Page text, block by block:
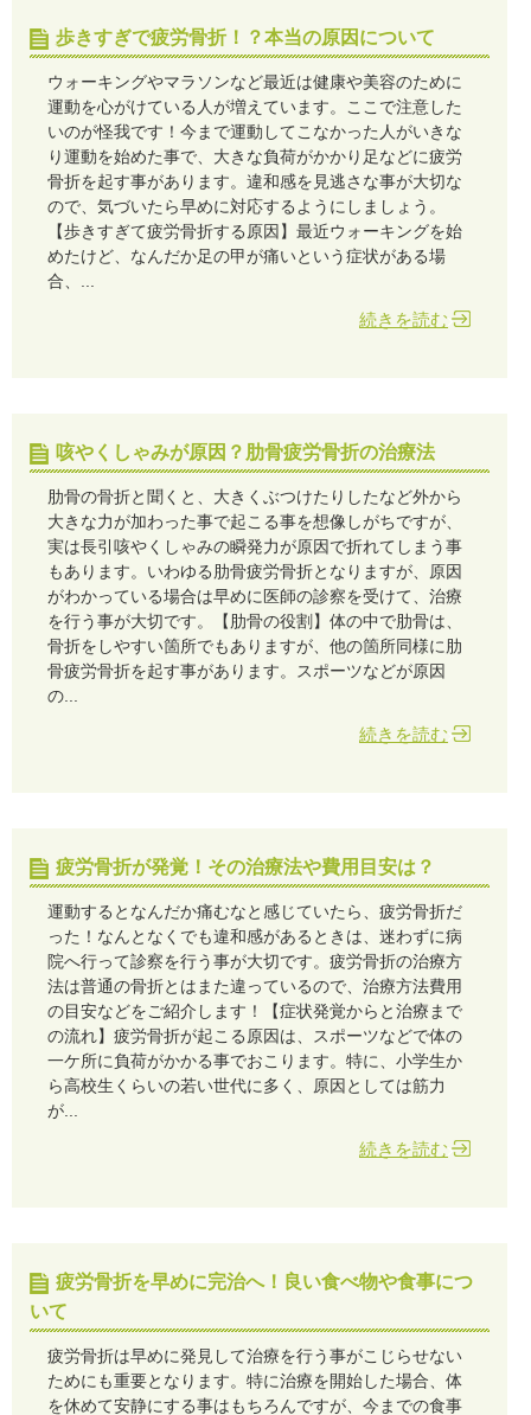
歩きすぎで疲労骨折！？本当の原因について
ウォーキングやマラソンなど最近は健康や美容のために
運動を心がけている人が増えています。ここで注意した
いのが怪我です！今まで運動してこなかった人がいきな
り運動を始めた事で、大きな負荷がかかり足などに疲労
骨折を起す事があります。違和感を見逃さな事が大切な
ので、気づいたら早めに対応するようにしましょう。
【歩きすぎて疲労骨折する原因】最近ウォーキングを始
めたけど、なんだか足の甲が痛いという症状がある場
合、...
続きを読む
咳やくしゃみが原因？肋骨疲労骨折の治療法
肋骨の骨折と聞くと、大きくぶつけたりしたなど外から
大きな力が加わった事で起こる事を想像しがちですが、
実は長引咳やくしゃみの瞬発力が原因で折れてしまう事
もあります。いわゆる肋骨疲労骨折となりますが、原因
がわかっている場合は早めに医師の診察を受けて、治療
を行う事が大切です。【肋骨の役割】体の中で肋骨は、
骨折をしやすい箇所でもありますが、他の箇所同様に肋
骨疲労骨折を起す事があります。スポーツなどが原因
の...
続きを読む
疲労骨折が発覚！その治療法や費用目安は？
運動するとなんだか痛むなと感じていたら、疲労骨折だ
った！なんとなくでも違和感があるときは、迷わずに病
院へ行って診察を行う事が大切です。疲労骨折の治療方
法は普通の骨折とはまた違っているので、治療方法費用
の目安などをご紹介します！【症状発覚からと治療まで
の流れ】疲労骨折が起こる原因は、スポーツなどで体の
一ケ所に負荷がかかる事でおこります。特に、小学生か
ら高校生くらいの若い世代に多く、原因としては筋力
が...
続きを読む
疲労骨折を早めに完治へ！良い食べ物や食事につ
いて
疲労骨折は早めに発見して治療を行う事がこじらせない
ためにも重要となります。特に治療を開始した場合、体
を休めて安静にする事はもちろんですが、今までの食事